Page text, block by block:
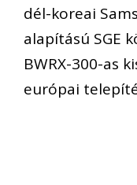
dél-koreai
alapítású SGE
BWRX-300-as
európai